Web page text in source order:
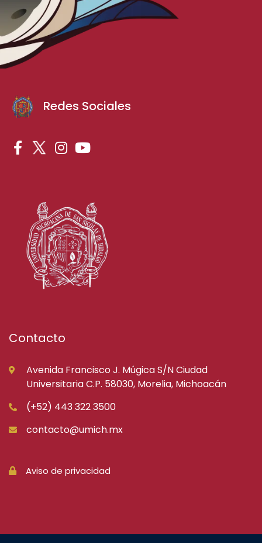
Redes Sociales
Contacto
Avenida Francisco J. Múgica S/N Ciudad
Universitaria C.P. 58030, Morelia, Michoacán
(+52) 443 322 3500
contacto@umich.mx
Aviso de privacidad